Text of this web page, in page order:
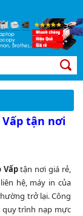
tận nơi
Vấptận nơi giá rẻ,
hệ, máy in của
trở lại. Công
quy trình nạp mực